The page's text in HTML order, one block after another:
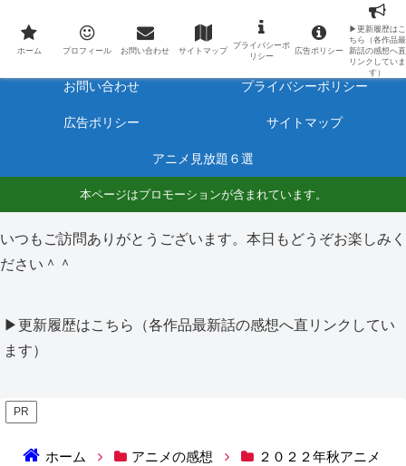
最新アニメのあらすじと感想をネタバレ有りで毎日更新しています。
ホーム プロフィール
お問い合わせ プライバシーポリシー
広告ポリシー サイトマップ
アニメ見放題６選
本ページはプロモーションが含まれています。
いつもご訪問ありがとうございます。本日もどうぞお楽しみく
ださい＾＾
▶更新履歴はこちら（各作品最新話の感想へ直リンクしてい
ます）
PR
ホーム アニメの感想 ２０２２年秋アニメ
ホーム プロフィール お問い合わせ サイトマップ
プライバシーポ
リシー
広告ポリシー
▶更新履歴はこ
ちら（各作品最
新話の感想へ直
リンクしていま
す）